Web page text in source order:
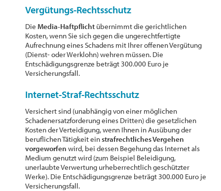
Vergütungs-Rechtsschutz
DieMedia-Haftpflicht übernimmt die gerichtlichen
Kosten, wenn Sie sich gegen die ungerechtfertigte
Aufrechnung eines Schadens mit Ihrer offenen Vergütung
(Dienst- oder Werklohn) wehren müssen. Die
Entschädigungsgrenze beträgt 300.000 Euro je
Versicherungsfall.
Internet-Straf-Rechtsschutz
Versichert sind (unabhängig von einer möglichen
Schadenersatzforderung eines Dritten) die gesetzlichen
Kosten der Verteidigung, wenn Ihnen in Ausübung der
beruflichen Tätigkeit einstrafrechtliches Vergehen
vorgeworfenwird, bei dessen Begehung das Internet als
Medium genutzt wird (zum Beispiel Beleidigung,
unerlaubte Verwertung urheberrechtlich geschützter
Werke). Die Entschädigungsgrenze beträgt 300.000 Euro je
Versicherungsfall.